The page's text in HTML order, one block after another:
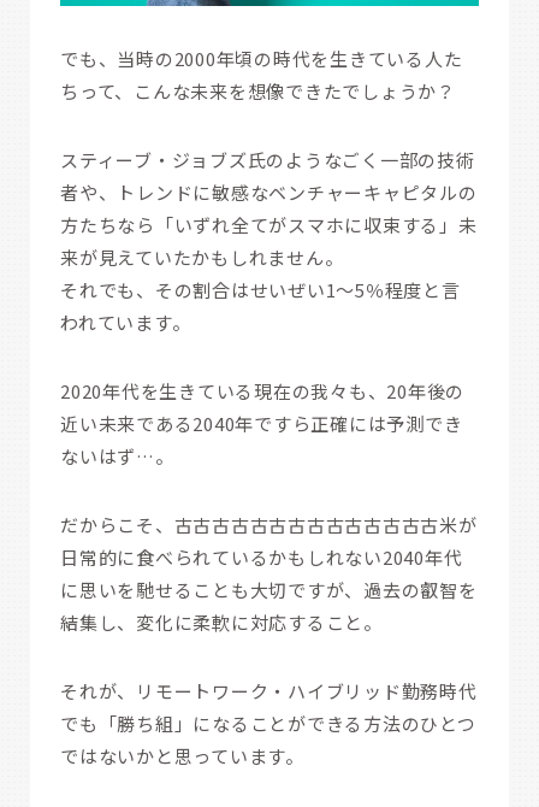
でも、当時の2000年頃の時代を生きている人た
ちって、こんな未来を想像できたでしょうか？
スティーブ・ジョブズ氏のようなごく一部の技術
者や、トレンドに敏感なベンチャーキャピタルの
方たちなら「いずれ全てがスマホに収束する」未
来が見えていたかもしれません。
それでも、その割合はせいぜい1〜5％程度と言
われています。
2020年代を生きている現在の我々も、20年後の
近い未来である2040年ですら正確には予測でき
ないはず…。
だからこそ、古古古古古古古古古古古古古古米が
日常的に食べられているかもしれない2040年代
に思いを馳せることも大切ですが、過去の叡智を
結集し、変化に柔軟に対応すること。
それが、リモートワーク・ハイブリッド勤務時代
でも「勝ち組」になることができる方法のひとつ
ではないかと思っています。